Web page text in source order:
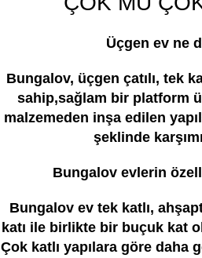
Üçgen ev ne
Bungalov, üçgen çatılı, tek
sahip,sağlam bir platform
malzemeden inşa edilen
şeklinde
Bungalov evlerin
Bungalov ev tek katlı,
katı ile birlikte bir buçuk kat
Çok katlı yapılara göre daha